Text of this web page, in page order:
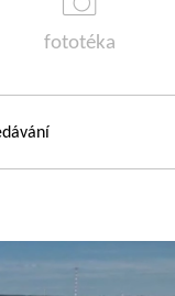
fototéka